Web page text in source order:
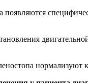
появляются